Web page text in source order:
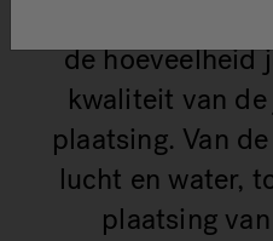
de hoeveelheid
kwaliteit van
plaatsing. Van
lucht en water,
plaatsing